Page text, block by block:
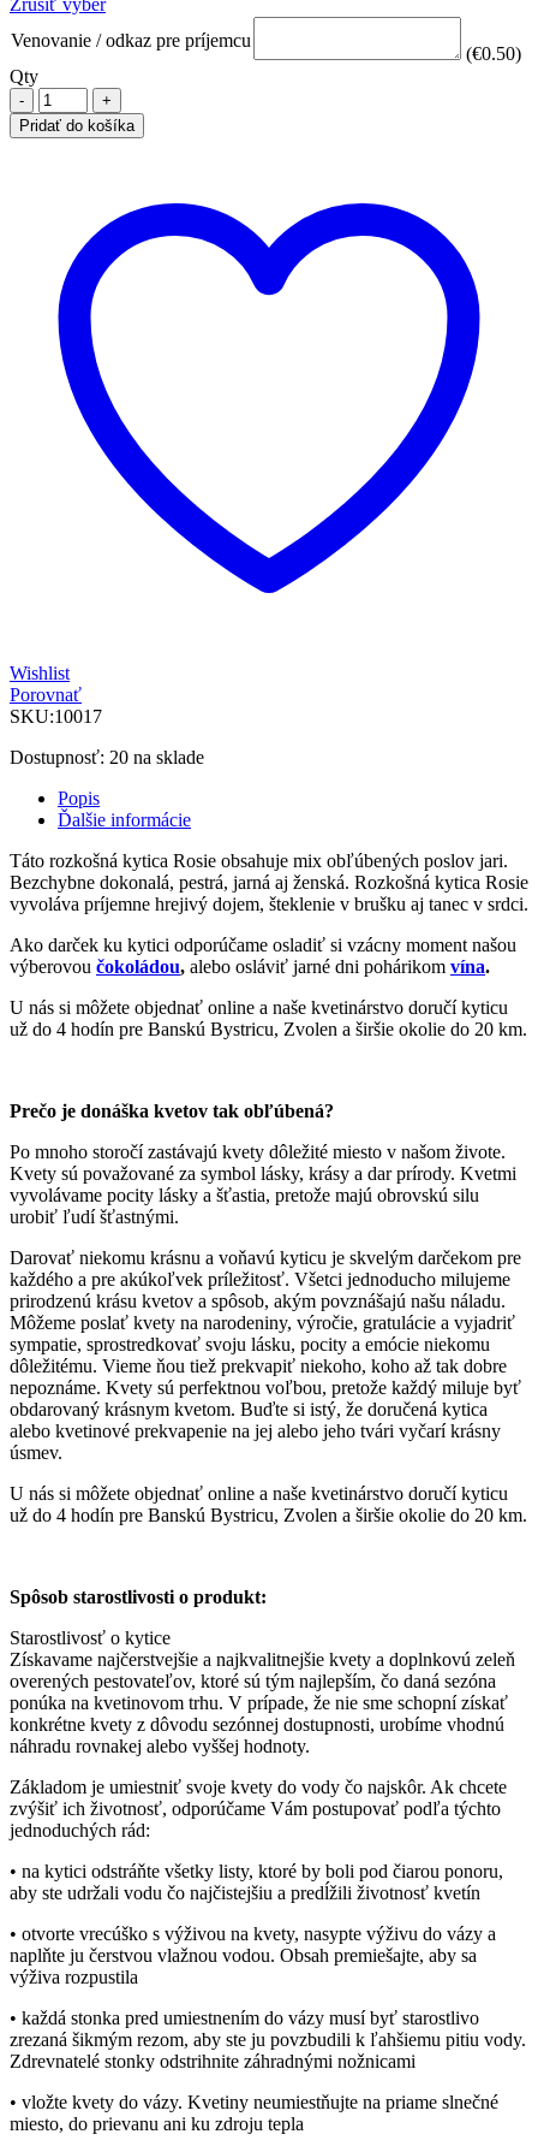
Venovanie / odkaz pre príjemcu
(€0.50)
Qty
Pridať do košíka
Wishlist
Porovnať
SKU:10017
Dostupnosť: 20 na sklade
Popis
Ďalšie informácie
Táto rozkošná kytica Rosie obsahuje mix obľúbených poslov jari.
Bezchybne dokonalá, pestrá, jarná aj ženská. Rozkošná kytica Rosie
vyvoláva príjemne hrejivý dojem, šteklenie v brušku aj tanec v srdci.
Ako darček ku kytici odporúčame osladiť si vzácny moment našou
výberovou čokoládou, alebo osláviť jarné dni pohárikom vína.
U nás si môžete objednať online a naše kvetinárstvo doručí kyticu
už do 4 hodín pre Banskú Bystricu, Zvolen a širšie okolie do 20 km.
Prečo je donáška kvetov tak obľúbená?
Po mnoho storočí zastávajú kvety dôležité miesto v našom živote.
Kvety sú považované za symbol lásky, krásy a dar prírody. Kvetmi
vyvolávame pocity lásky a šťastia, pretože majú obrovskú silu
urobiť ľudí šťastnými.
Darovať niekomu krásnu a voňavú kyticu je skvelým darčekom pre
každého a pre akúkoľvek príležitosť. Všetci jednoducho milujeme
prirodzenú krásu kvetov a spôsob, akým povznášajú našu náladu.
Môžeme poslať kvety na narodeniny, výročie, gratulácie a vyjadriť
sympatie, sprostredkovať svoju lásku, pocity a emócie niekomu
dôležitému. Vieme ňou tiež prekvapiť niekoho, koho až tak dobre
nepoznáme. Kvety sú perfektnou voľbou, pretože každý miluje byť
obdarovaný krásnym kvetom. Buďte si istý, že doručená kytica
alebo kvetinové prekvapenie na jej alebo jeho tvári vyčarí krásny
úsmev.
U nás si môžete objednať online a naše kvetinárstvo doručí kyticu
už do 4 hodín pre Banskú Bystricu, Zvolen a širšie okolie do 20 km.
Spôsob starostlivosti o produkt:
Starostlivosť o kytice
Získavame najčerstvejšie a najkvalitnejšie kvety a doplnkovú zeleň
overených pestovateľov, ktoré sú tým najlepším, čo daná sezóna
ponúka na kvetinovom trhu. V prípade, že nie sme schopní získať
konkrétne kvety z dôvodu sezónnej dostupnosti, urobíme vhodnú
náhradu rovnakej alebo vyššej hodnoty.
Základom je umiestniť svoje kvety do vody čo najskôr. Ak chcete
zvýšiť ich životnosť, odporúčame Vám postupovať podľa týchto
jednoduchých rád:
• na kytici odstráňte všetky listy, ktoré by boli pod čiarou ponoru,
aby ste udržali vodu čo najčistejšiu a predĺžili životnosť kvetín
• otvorte vrecúško s výživou na kvety, nasypte výživu do vázy a
naplňte ju čerstvou vlažnou vodou. Obsah premiešajte, aby sa
výživa rozpustila
• každá stonka pred umiestnením do vázy musí byť starostlivo
zrezaná šikmým rezom, aby ste ju povzbudili k ľahšiemu pitiu vody.
Zdrevnatelé stonky odstrihnite záhradnými nožnicami
• vložte kvety do vázy. Kvetiny neumiestňujte na priame slnečné
miesto, do prievanu ani ku zdroju tepla